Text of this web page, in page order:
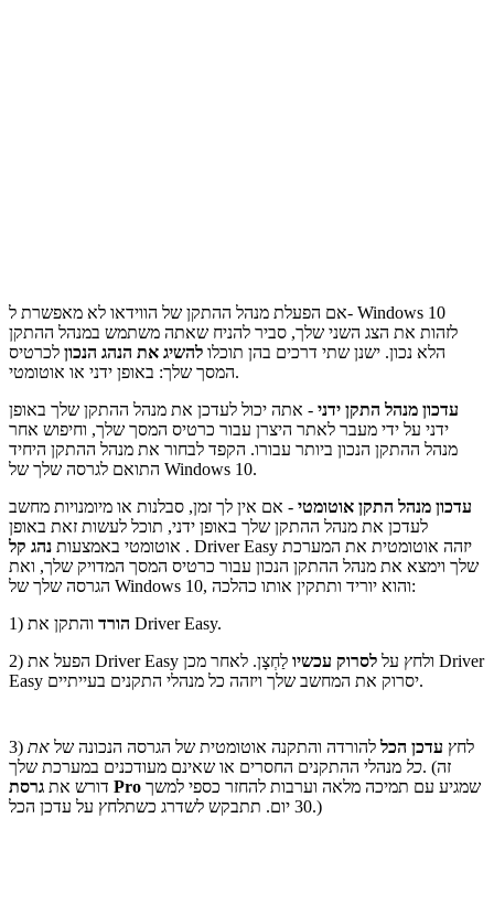
אם הפעלת מנהל ההתקן של הווידאו לא מאפשרת ל- Windows 10
לזהות את הצג השני שלך, סביר להניח שאתה משתמש במנהל ההתקן
הלא נכון. ישנן שתי דרכים בהן תוכלו להשיג את הנהג הנכון לכרטיס
המסך שלך: באופן ידני או אוטומטי.
עדכון מנהל התקן ידני - אתה יכול לעדכן את מנהל ההתקן שלך באופן
ידני על ידי מעבר לאתר היצרן עבור כרטיס המסך שלך, וחיפוש אחר
מנהל ההתקן הנכון ביותר עבורו. הקפד לבחור את מנהל ההתקן היחיד
התואם לגרסה שלך של Windows 10.
עדכון מנהל התקן אוטומטי - אם אין לך זמן, סבלנות או מיומנויות מחשב
לעדכן את מנהל ההתקן שלך באופן ידני, תוכל לעשות זאת באופן
אוטומטי באמצעות . Driver Easy יזהה אוטומטית את המערכת
שלך וימצא את מנהל ההתקן הנכון עבור כרטיס המסך המדויק שלך, ואת
הגרסה שלך של Windows 10, והוא יוריד ותתקין אותו כהלכה:
1)
הורד והתקן את Driver Easy.
2) הפעל את Driver Easy ולחץ על לסרוק עכשיו לַחְצָן. לאחר מכן Driver
Easy יסרוק את המחשב שלך ויזהה כל מנהלי התקנים בעייתיים.
3) לחץ עדכן הכל להורדה והתקנה אוטומטית של הגרסה הנכונה של את
כל מנהלי ההתקנים החסרים או שאינם מעודכנים במערכת שלך. (זה
דורש את גרסת Pro שמגיע עם תמיכה מלאה וערבות להחזר כספי למשך
30 יום. תתבקש לשדרג כשתלחץ על עדכן הכל.)